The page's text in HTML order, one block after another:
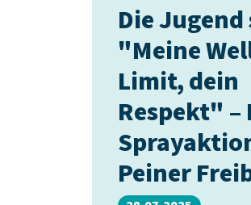
Die
"Meine
Limit, dein
Respekt"
Peiner